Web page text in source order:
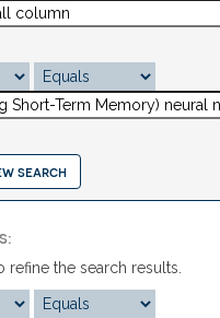
search
refine the search results.